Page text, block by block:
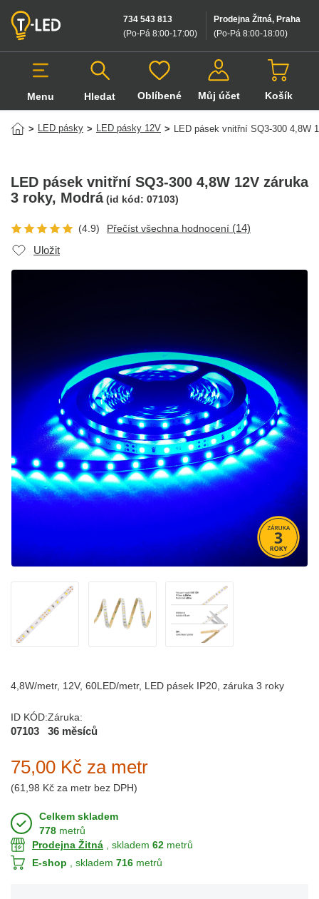
Prodejna Žitná, Praha
(Po-Pá 8:00-18:00)
734 543 813
(Po-Pá 8:00-17:00)
Menu Hledat
Hledat v produktech
Oblíbené Můj účet Košík
> LED pásky > LED pásky 12V > LED pásek vnitřní SQ3-300 4,8W
LED pásek vnitřní SQ3-300 4,8W 12V záruka
3 roky, Modrá (id kód: 07103)
(4.9) Přečíst všechna hodnocení (14)
Uložit
4,8W/metr, 12V, 60LED/metr, LED pásek IP20, záruka 3 roky
ID KÓD:
07103
Záruka:
36 měsíců
75,00 Kč za metr
(61,98 Kč za metr bez DPH)
Celkem skladem
778 metrů
Prodejna Žitná , skladem 62 metrů
E-shop , skladem 716 metrů